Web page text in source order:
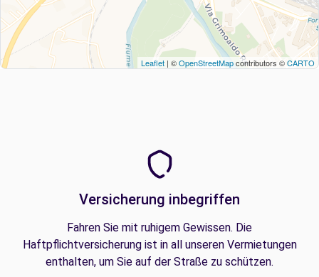
Leaflet | ©OpenStreetMapcontributors ©CARTO
Versicherung inbegriffen
Fahren Sie mit ruhigem Gewissen. Die
Haftpflichtversicherung ist in all unseren Vermietungen
enthalten, um Sie auf der Straße zu schützen.